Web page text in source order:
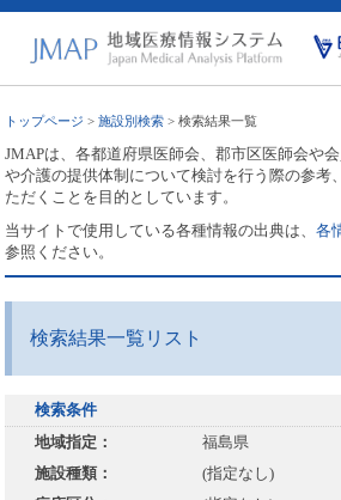
トップページ >施設別検索 > 検索結果一覧
JMAPは、各都道府県医師会、郡市区医師会や
や介護の提供体制について検討を行う際の参考
ただくことを目的としています。
当サイトで使用している各種情報の出典は、各
参照ください。
検索結果一覧リスト
検索条件
地域指定：
福島県
施設種類：
(指定なし)